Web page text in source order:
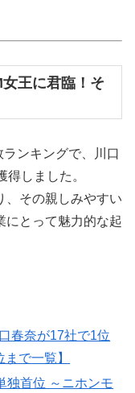
王に君臨！そ
ンキングで、川口
しました。
、その親しみやすい
にとって魅力的な起
春奈が17社で1位
で一覧】
独首位 ～ニホンモ